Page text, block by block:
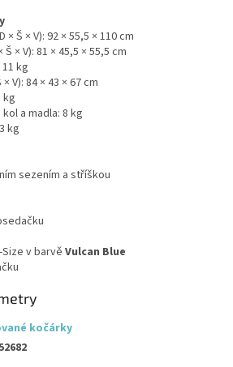
Š × V): 92 × 55,5 × 110 cm
× V): 81 × 45,5 × 55,5 cm
kg
V): 84 × 43 × 67 cm
kg
a madla: 8 kg
kg
sezením a stříškou
v barvě Vulcan Blue
kočárky